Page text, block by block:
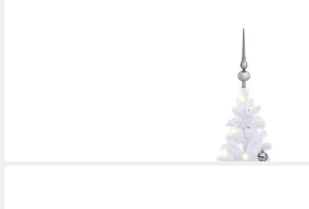
Künstlicher Weihnachtsbaum Künstlicher
LEDs Kugeln 180 cm 620 Zweige
lieferbar - in 5-6 Werktagen bei dir